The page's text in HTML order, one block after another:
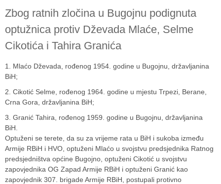
Zbog ratnih zločina u Bugojnu podignuta
optužnica protiv Dževada Mlaće, Selme
Cikotića i Tahira Granića
1. Mlaćo Dževada, rođenog 1954. godine u Bugojnu, državljanina
BiH;
2. Cikotić Selme, rođenog 1964. godine u mjestu Trpezi, Berane,
Crna Gora, državljanina BiH;
3. Granić Tahira, rođenog 1959. godine u Bugojnu, državljanina
BiH.
Optuženi se terete, da su za vrijeme rata u BiH i sukoba između
Armije RBiH i HVO, optuženi Mlaćo u svojstvu predsjednika Ratnog
predsjedništva općine Bugojno, optuženi Cikotić u svojstvu
zapovjednika OG Zapad Armije RBiH i optuženi Granić kao
zapovjednik 307. brigade Armije RBiH, postupali protivno